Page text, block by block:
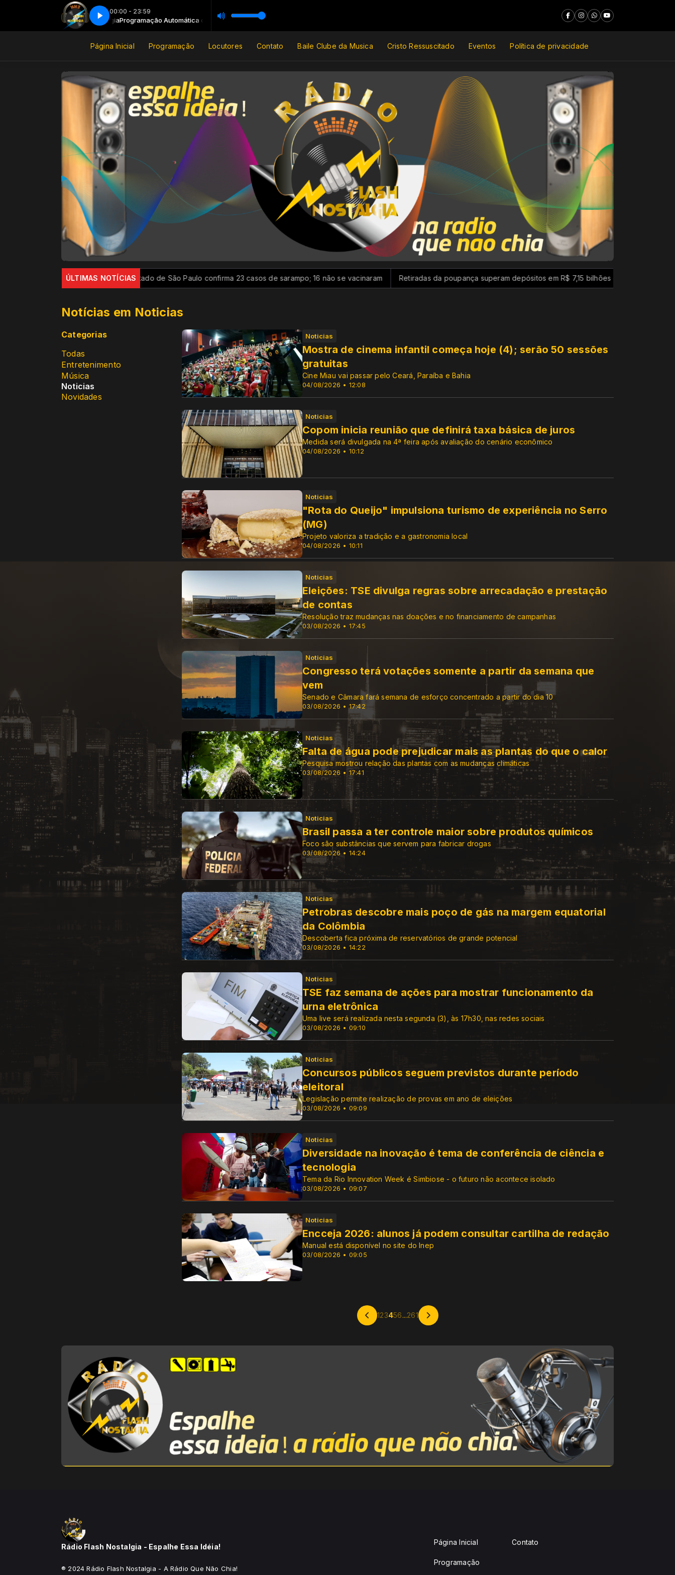
00:00 - 23:59
com DJ FlashNostalgia Programação Automática com DJ FlashNostalgia
Página Inicial Programação Locutores Contato Baile Clube da Musica Cristo Ressuscitado Eventos Política de privacidade
ÚLTIMAS NOTÍCIAS
cartão de inscrição Estado de São Paulo confirma 23 casos de sarampo; 16 não se vacinaram Retiradas da poupança superam depósitos em R$ 7,15 bilhões em julho
Notícias em Noticias
Categorias
Todas
Entretenimento
Música
Noticias
Novidades
Noticias
04/08/2026 • 12:08
Mostra de cinema infantil começa hoje (4); serão 50 sessões
gratuitas
Cine Miau vai passar pelo Ceará, Paraíba e Bahia
Noticias
04/08/2026 • 10:12
Copom inicia reunião que definirá taxa básica de juros
Medida será divulgada na 4ª feira após avaliação do cenário econômico
Noticias
04/08/2026 • 10:11
"Rota do Queijo" impulsiona turismo de experiência no Serro
(MG)
Projeto valoriza a tradição e a gastronomia local
Noticias
03/08/2026 • 17:45
Eleições: TSE divulga regras sobre arrecadação e prestação
de contas
Resolução traz mudanças nas doações e no financiamento de campanhas
Noticias
03/08/2026 • 17:42
Congresso terá votações somente a partir da semana que
vem
Senado e Câmara fará semana de esforço concentrado a partir do dia 10
Noticias
03/08/2026 • 17:41
Falta de água pode prejudicar mais as plantas do que o calor
Pesquisa mostrou relação das plantas com as mudanças climáticas
Noticias
03/08/2026 • 14:24
Brasil passa a ter controle maior sobre produtos químicos
Foco são substâncias que servem para fabricar drogas
Noticias
03/08/2026 • 14:22
Petrobras descobre mais poço de gás na margem equatorial
da Colômbia
Descoberta fica próxima de reservatórios de grande potencial
Noticias
03/08/2026 • 09:10
TSE faz semana de ações para mostrar funcionamento da
urna eletrônica
Uma live será realizada nesta segunda (3), às 17h30, nas redes sociais
Noticias
03/08/2026 • 09:09
Concursos públicos seguem previstos durante período
eleitoral
Legislação permite realização de provas em ano de eleições
Noticias
03/08/2026 • 09:07
Diversidade na inovação é tema de conferência de ciência e
tecnologia
Tema da Rio Innovation Week é Simbiose - o futuro não acontece isolado
Noticias
03/08/2026 • 09:05
Encceja 2026: alunos já podem consultar cartilha de redação
Manual está disponível no site do Inep
123456...261
Rádio Flash Nostalgia - Espalhe Essa Idéia!
® 2024 Rádio Flash Nostalgia - A Rádio Que Não Chia!
Página Inicial
Programação
Contato